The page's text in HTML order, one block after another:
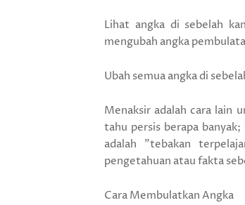
Lihat angka di sebelah
mengubah angka
Ubah semua angka di
Menaksir adalah cara lain
tahu persis berapa
adalah "tebakan
pengetahuan atau fakta
Cara Membulatkan Angka